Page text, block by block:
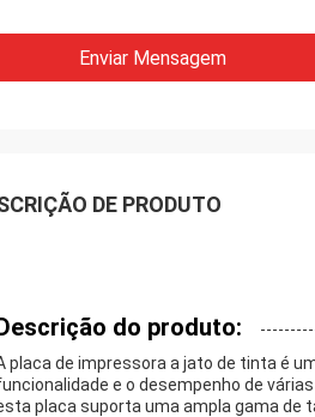
Enviar Mensagem
DE PRODUTO
do produto:
placa de impressora a jato de tinta é
e o desempenho de
placa suporta uma ampla gama de